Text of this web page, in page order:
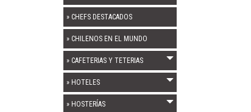
» CHEFS DESTACADOS
» CHILENOS EN EL MUNDO
» CAFETERIAS Y TETERIAS
» HOTELES
» HOSTERÍAS